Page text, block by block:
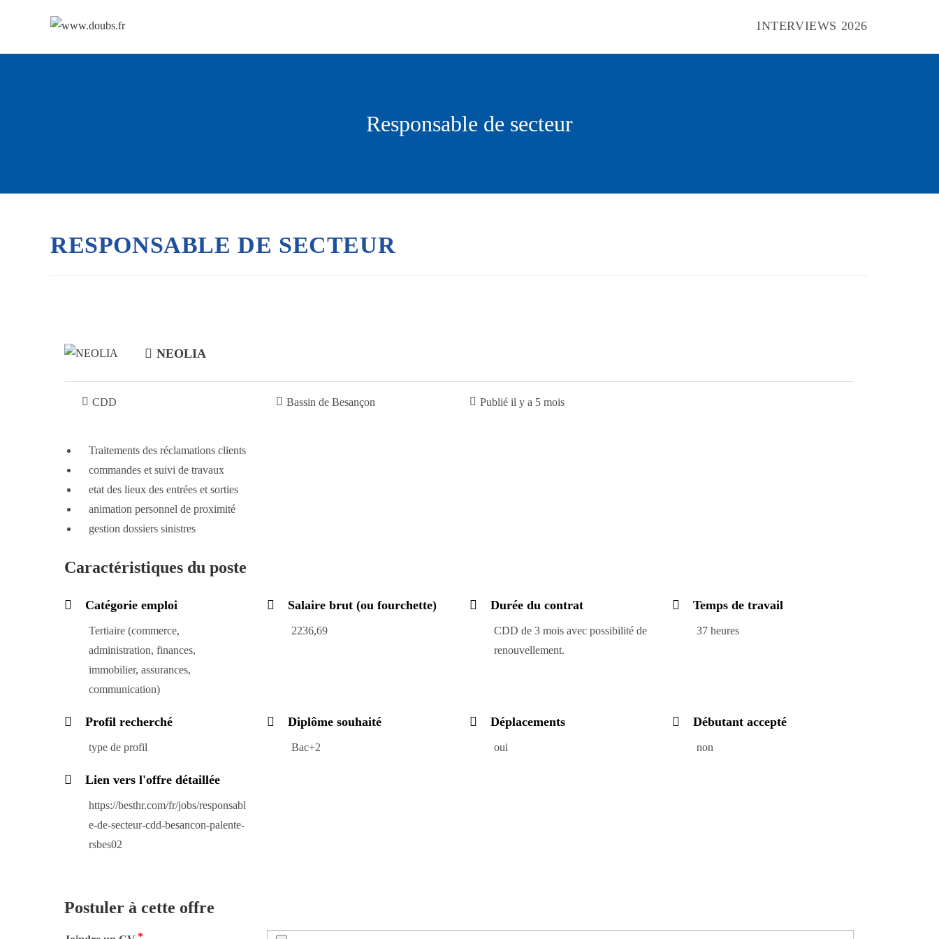
INTERVIEWS 2026
Responsable de secteur
RESPONSABLE DE SECTEUR
NEOLIA
CDD Bassin de Besançon Publié il y a 5 mois
Traitements des réclamations clients
commandes et suivi de travaux
etat des lieux des entrées et sorties
animation personnel de proximité
gestion dossiers sinistres
Caractéristiques du poste
Catégorie emploi
Tertiaire (commerce,
administration, finances,
immobilier, assurances,
communication)
Salaire brut (ou fourchette)
2236,69
Durée du contrat
CDD de 3 mois avec possibilité de
renouvellement.
Temps de travail
37 heures
Profil recherché
type de profil
Diplôme souhaité
Bac+2
Déplacements
oui
Débutant accepté
non
Lien vers l'offre détaillée
https://besthr.com/fr/jobs/responsabl
e-de-secteur-cdd-besancon-palente-
rsbes02
Postuler à cette offre
*